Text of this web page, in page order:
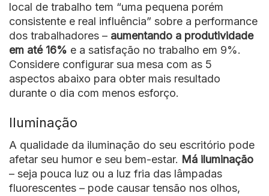
local de trabalho tem “uma pequena porém
consistente e real influência” sobre a performance
dos trabalhadores – aumentando a produtividade
em até 16% e a satisfação no trabalho em 9%.
Considere configurar sua mesa com as 5
aspectos abaixo para obter mais resultado
durante o dia com menos esforço.
Iluminação
A qualidade da iluminação do seu escritório pode
afetar seu humor e seu bem-estar. Má iluminação
– seja pouca luz ou a luz fria das lâmpadas
fluorescentes – pode causar tensão nos olhos,